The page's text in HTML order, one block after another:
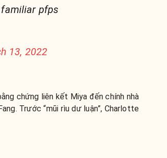
pfps
13, 2022
chứng liên kết Miya đến chính nhà
Trước “mũi rìu dư luận”, Charlotte